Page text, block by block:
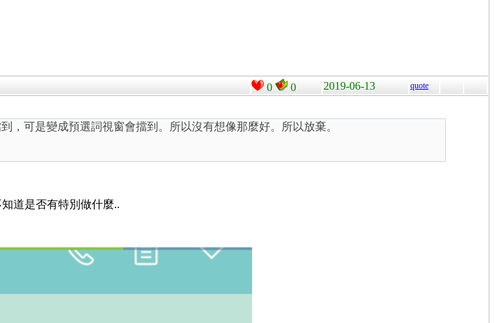
0 0 2019-06-13 quote
，可是變成預選詞視窗會擋到。所以沒有想像那麼好。所以放棄。
道是否有特別做什麼..